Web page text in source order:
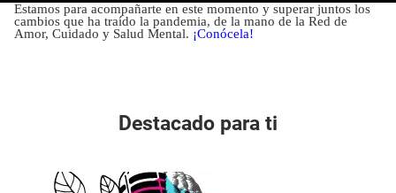
Estamos para acompañarte en este momento y superar juntos los
cambios que ha traído la pandemia, de la mano de la Red de
Amor, Cuidado y Salud Mental. ¡Conócela!
Destacado para ti